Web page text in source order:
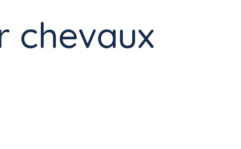
chevaux